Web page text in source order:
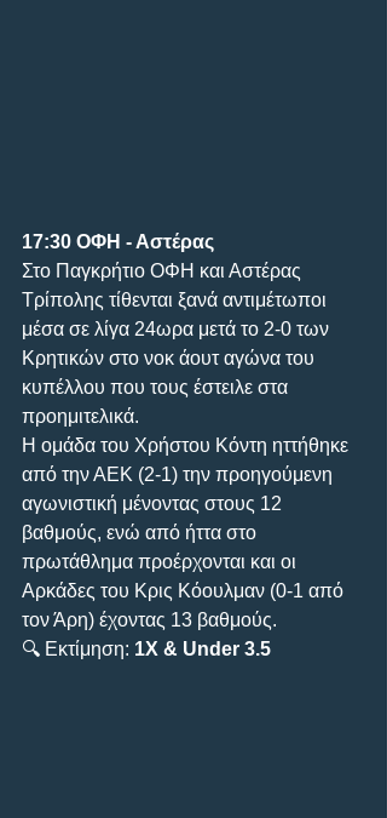
17:30 ΟΦΗ - Αστέρας
Στο Παγκρήτιο ΟΦΗ και Αστέρας
Τρίπολης τίθενται ξανά αντιμέτωποι
μέσα σε λίγα 24ωρα μετά το 2-0 των
Κρητικών στο νοκ άουτ αγώνα του
κυπέλλου που τους έστειλε στα
προημιτελικά.
Η ομάδα του Χρήστου Κόντη ηττήθηκε
από την ΑΕΚ (2-1) την προηγούμενη
αγωνιστική μένοντας στους 12
βαθμούς, ενώ από ήττα στο
πρωτάθλημα προέρχονται και οι
Αρκάδες του Κρις Κόουλμαν (0-1 από
τον Άρη) έχοντας 13 βαθμούς.
🔍 Εκτίμηση: 1Χ & Under 3.5